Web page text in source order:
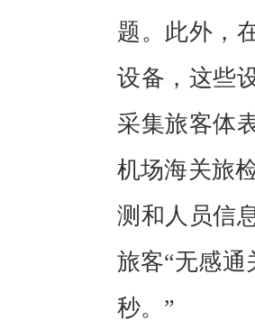
题。此外，
设备，这些
采集旅客体
机场海关旅
测和人员信
旅客“无感通
秒。”